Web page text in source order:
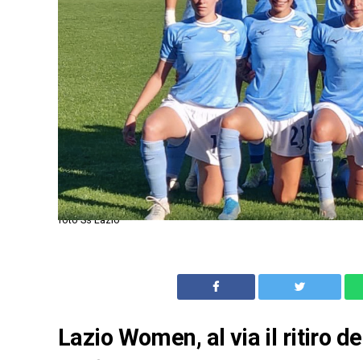
foto Ss Lazio
Lazio Women, al via il ritiro